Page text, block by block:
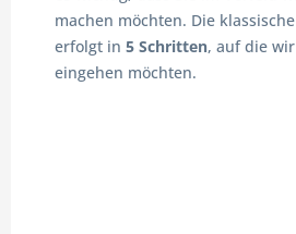
machen möchten. Die
erfolgt in5 Schritten, auf die
eingehen möchten.